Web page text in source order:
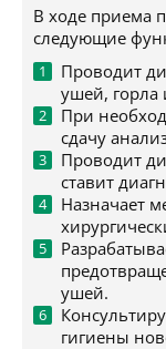
В ходе приема
следующие
Проводит
ушей, горла
При
сдачу
Проводит
ставит
Назначает
ушей.
гигиены